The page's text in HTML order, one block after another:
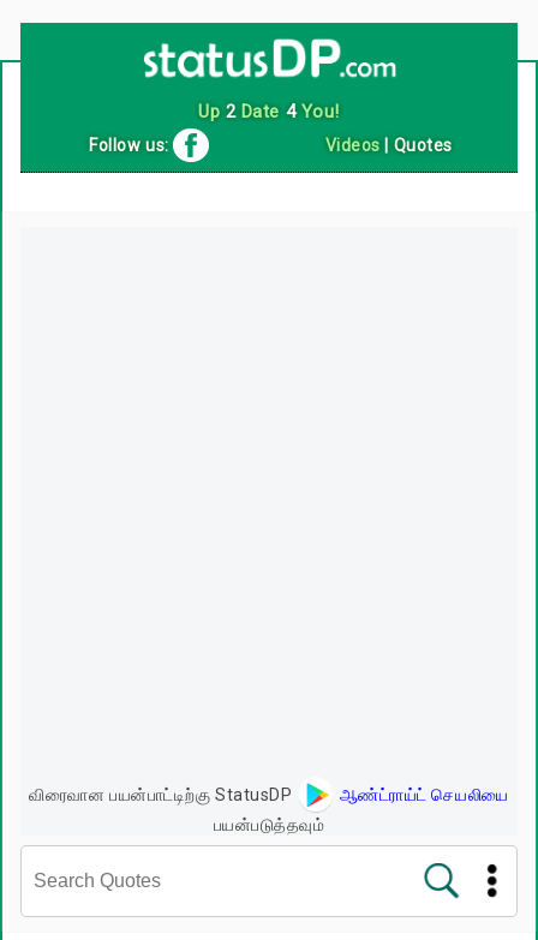
Up 2Date 4You!
Follow us: Videos Quotes
விரைவான பயன்பாட்டிற்கு StatusDP
ஆண்ட்ராய்ட் செயலியை
பயன்படுத்தவும்